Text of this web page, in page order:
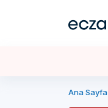
Ana Sayfa